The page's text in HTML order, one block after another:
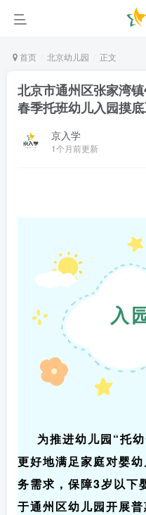
首页 北京幼儿园 正文
北京市通州区张家湾
春季托班幼儿入园摸
京入学
1个月前更新
入
为推进幼儿园“托
更好地满足家庭对婴
务需求，保障3岁以下
于通州区幼儿园开展普